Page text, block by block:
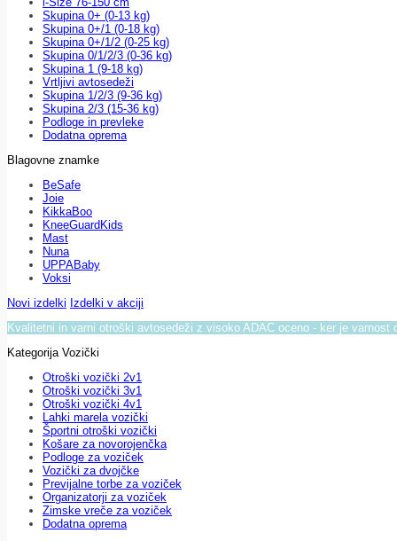
Skupina 0+ (0-13 kg)
Skupina 0+/1 (0-18 kg)
Skupina 0+/1/2 (0-25 kg)
Skupina 0/1/2/3 (0-36 kg)
Skupina 1 (9-18 kg)
Vrtljivi avtosedeži
Skupina 1/2/3 (9-36 kg)
Skupina 2/3 (15-36 kg)
Podloge in prevleke
Dodatna oprema
Blagovne znamke
BeSafe
Joie
KikkaBoo
KneeGuardKids
Mast
Nuna
UPPABaby
Voksi
Novi izdelki Izdelki v akciji
Kvalitetni in varni otroški avtosedeži z visoko ADAC oceno - ker je varnost
Kategorija Vozički
Otroški vozički 2v1
Otroški vozički 3v1
Otroški vozički 4v1
Lahki marela vozički
Športni otroški vozički
Košare za novorojenčka
Podloge za voziček
Vozički za dvojčke
Previjalne torbe za voziček
Organizatorji za voziček
Zimske vreče za voziček
Dodatna oprema